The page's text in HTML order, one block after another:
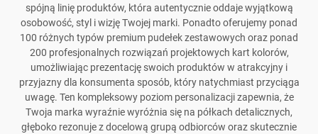
spójną linię produktów, która autentycznie oddaje wyjątkową
osobowość, styl i wizję Twojej marki. Ponadto oferujemy ponad
100 różnych typów premium pudełek zestawowych oraz ponad
200 profesjonalnych rozwiązań projektowych kart kolorów,
umożliwiając prezentację swoich produktów w atrakcyjny i
przyjazny dla konsumenta sposób, który natychmiast przyciąga
uwagę. Ten kompleksowy poziom personalizacji zapewnia, że
Twoja marka wyraźnie wyróżnia się na półkach detalicznych,
głęboko rezonuje z docelową grupą odbiorców oraz skutecznie